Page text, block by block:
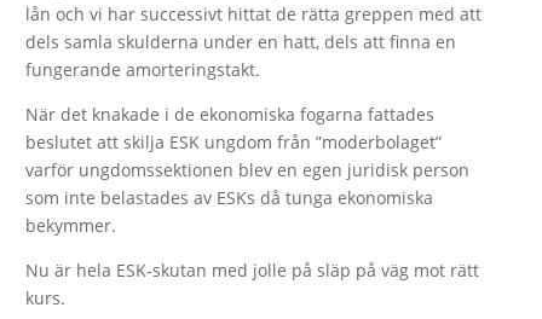
lån och vi har successivt hittat de rätta greppen med att
dels samla skulderna under en hatt, dels att finna en
fungerande amorteringstakt.
När det knakade i de ekonomiska fogarna fattades
beslutet att skilja ESK ungdom från ”moderbolaget”
varför ungdomssektionen blev en egen juridisk person
som inte belastades av ESKs då tunga ekonomiska
bekymmer.
Nu är hela ESK-skutan med jolle på släp på väg mot rätt
kurs.